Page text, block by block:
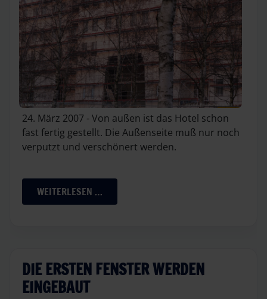
24. März 2007 - Von außen ist das Hotel schon
fast fertig gestellt. Die Außenseite muß nur noch
verputzt und verschönert werden.
WEITERLESEN …
DIE ERSTEN FENSTER WERDEN
EINGEBAUT